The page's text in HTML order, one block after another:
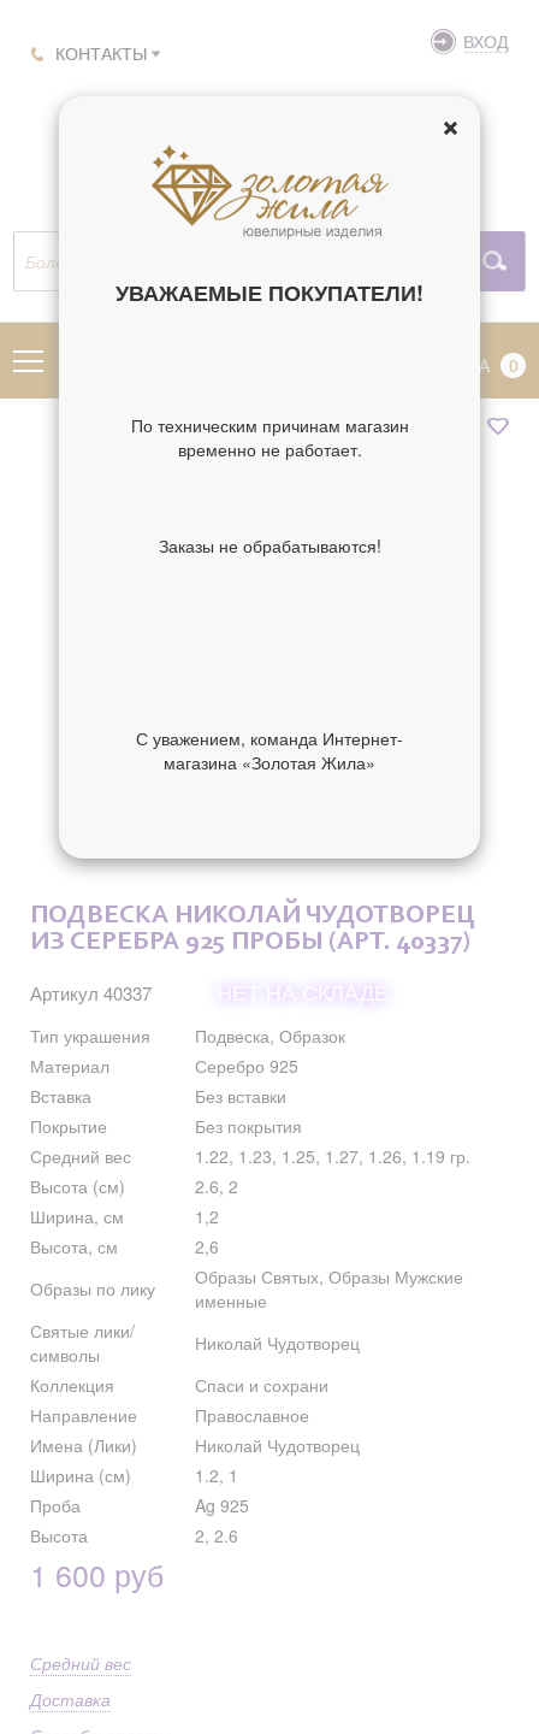
КОНТАКТЫ ВХОД
КОРЗИНА 0
ПОДВЕСКА НИКОЛАЙ ЧУДОТВОРЕЦ
ИЗ СЕРЕБРА 925 ПРОБЫ (АРТ. 40337)
Артикул 40337 НЕТ НА СКЛАДЕ
Тип украшения
Подвеска, Образок
Материал
Серебро 925
Вставка
Без вставки
Покрытие
Без покрытия
Средний вес
1.22, 1.23, 1.25, 1.27, 1.26, 1.19 гр.
Высота (см)
2.6, 2
Ширина, см
1,2
Высота, см
2,6
Образы по лику
Образы Святых, Образы Мужские
именные
Святые лики/
символы
Николай Чудотворец
Коллекция
Спаси и сохрани
Направление
Православное
Имена (Лики)
Николай Чудотворец
Ширина (см)
1.2, 1
Проба
Ag 925
Высота
2, 2.6
1 600 руб
Средний вес
Доставка
УВАЖАЕМЫЕ ПОКУПАТЕЛИ!
По техническим причинам магазин
временно не работает.
Заказы не обрабатываются!
С уважением, команда Интернет-
магазина «Золотая Жила»